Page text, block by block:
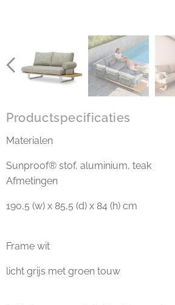
Productspecificaties
Materialen
Sunproof® stof, aluminium, teak
Afmetingen
190,5 (w) x 85,5 (d) x 84 (h) cm
Frame wit
licht grijs met groen touw